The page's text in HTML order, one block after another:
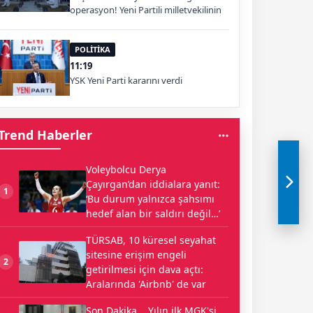
operasyon! Yeni Partili milletvekilinin
POLİTİKA
11:19
YSK Yeni Parti kararını verdi
Haberler
1
Voleybolcu Derya
Çayırgan’dan iddialara yanıt:
‘Bu durum yalnızca şahsımı
hedef alan bir saldırı değil…’
2
TÜRSAB, 10 küresel seyahat
sitesine erişim engeli
getirilmesi için dava açtı:
Aralarında 'Airbnb' de var